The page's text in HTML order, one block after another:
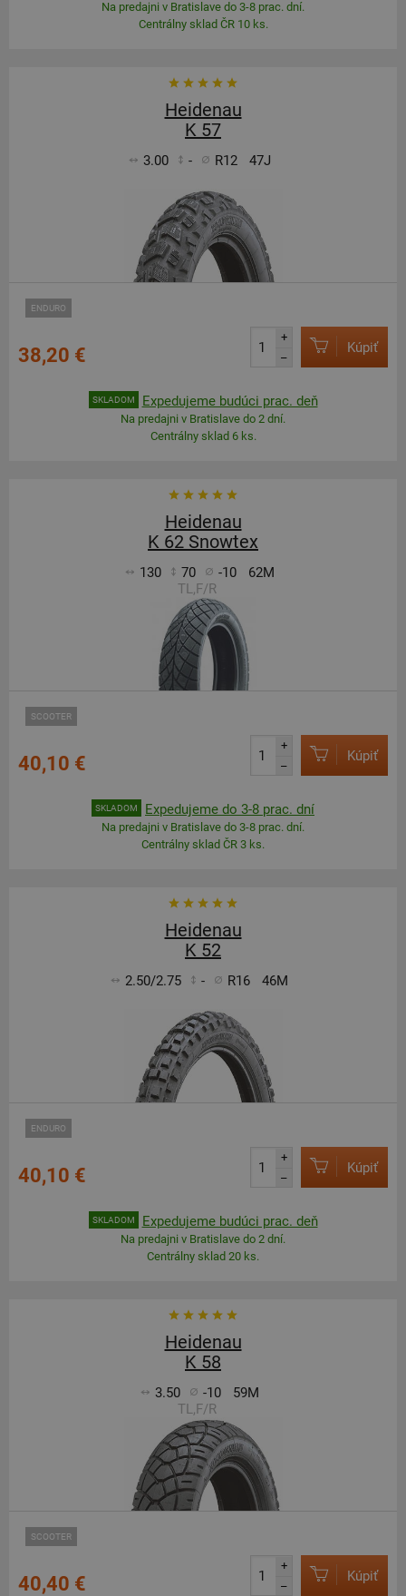
Na predajni v Bratislave do 3-8 prac. dní.
Centrálny sklad ČR 10 ks.
Heidenau
K 57
3.00 - R12 47J
ENDURO
38,20 €
+
–
Kúpiť
SKLADOM Expedujeme budúci prac. deň
Na predajni v Bratislave do 2 dní.
Centrálny sklad 6 ks.
Heidenau
K 62 Snowtex
130 70 -10
62M
TL,F/R
SCOOTER
40,10 €
+
–
Kúpiť
SKLADOM Expedujeme do 3-8 prac. dní
Na predajni v Bratislave do 3-8 prac. dní.
Centrálny sklad ČR 3 ks.
Heidenau
K 52
2.50/2.75 - R16 46M
ENDURO
40,10 €
+
–
Kúpiť
SKLADOM Expedujeme budúci prac. deň
Na predajni v Bratislave do 2 dní.
Centrálny sklad 20 ks.
Heidenau
K 58
3.50 -10
59M
TL,F/R
SCOOTER
40,40 €
+
–
Kúpiť